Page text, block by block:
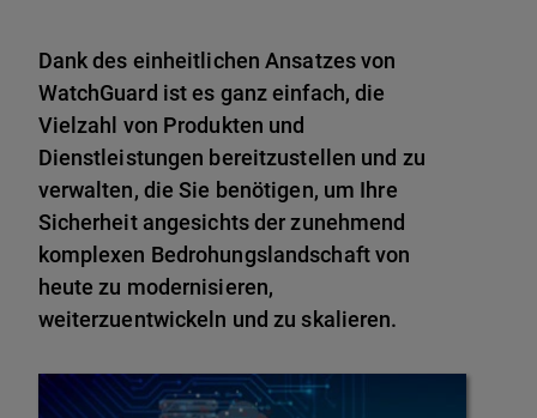
Dank des einheitlichen Ansatzes von
WatchGuard ist es ganz einfach, die
Vielzahl von Produkten und
Dienstleistungen bereitzustellen und zu
verwalten, die Sie benötigen, um Ihre
Sicherheit angesichts der zunehmend
komplexen Bedrohungslandschaft von
heute zu modernisieren,
weiterzuentwickeln und zu skalieren.